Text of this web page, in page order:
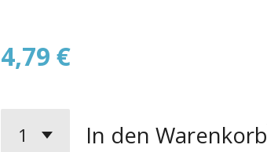
4,79 €
In den Warenkorb